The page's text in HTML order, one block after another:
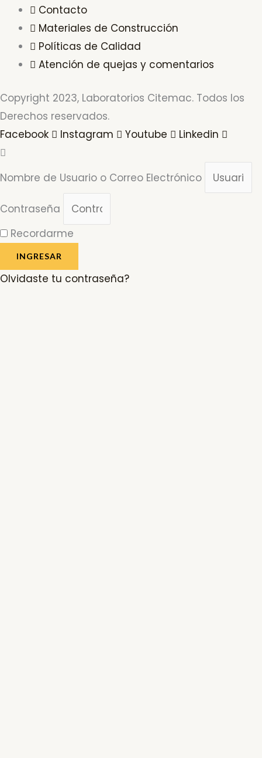
Contacto
Materiales de Construcción
Políticas de Calidad
Atención de quejas y comentarios
Copyright 2023, Laboratorios Citemac. Todos los
Derechos reservados.
Facebook
Instagram Youtube Linkedin
Nombre de Usuario o Correo Electrónico
Contraseña
Recordarme
INGRESAR
Olvidaste tu contraseña?